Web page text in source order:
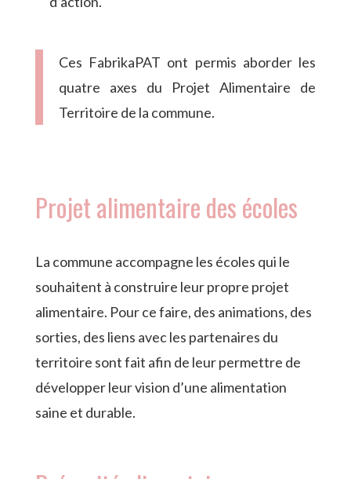
Ces FabrikaPAT ont permis aborder les
quatre axes du Projet Alimentaire de
Territoire de la commune.
Projet alimentaire des écoles
La commune accompagne les écoles qui le
souhaitent à construire leur propre projet
alimentaire. Pour ce faire, des animations, des
sorties, des liens avec les partenaires du
territoire sont fait afin de leur permettre de
développer leur vision d’une alimentation
saine et durable.